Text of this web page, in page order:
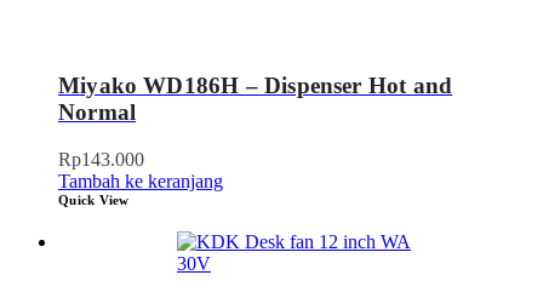
Miyako WD186H – Dispenser Hot and
Normal
Rp143.000
Tambah ke keranjang
Quick View